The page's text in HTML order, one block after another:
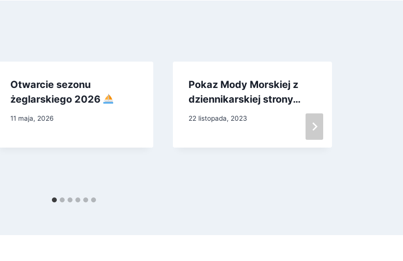
Otwarcie sezonu
żeglarskiego 2026
11 maja, 2026
Pokaz Mody Morskiej z
dziennikarskiej strony…
22 listopada, 2023